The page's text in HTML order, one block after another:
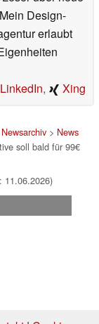
Design-
erlaubt
LinkedIn, Xing
Newsarchiv> News
soll bald für 99€
11.06.2026)